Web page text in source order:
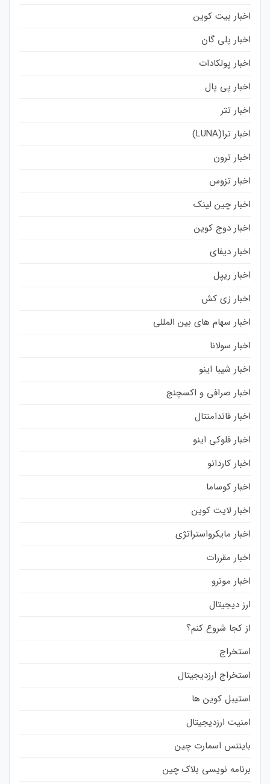
اخبار بیت کوین
اخبار پلی گان
اخبار پولکادات
اخبار پی پال
اخبار تتر
اخبار ترا(LUNA)
اخبار ترون
اخبار تزوس
اخبار چین لینک
اخبار دوج کوین
اخبار دیفای
اخبار ریپل
اخبار زی کش
اخبار سهام های بین المللی
اخبار سولانا
اخبار شیبا اینو
اخبار صرافی و اکسچنج
اخبار فاندامنتال
اخبار فلوکی اینو
اخبار کاردانو
اخبار کوساما
اخبار لایت کوین
اخبار مایکرواستراتژی
اخبار مقررات
اخبار مونرو
ارز دیجیتال
از کجا شروع کنم؟
استخراج
استخراج ارزدیجیتال
استیبل کوین ها
امنیت ارزدیجیتال
بایننس اسمارت چین
برنامه نویسی بلاک چین